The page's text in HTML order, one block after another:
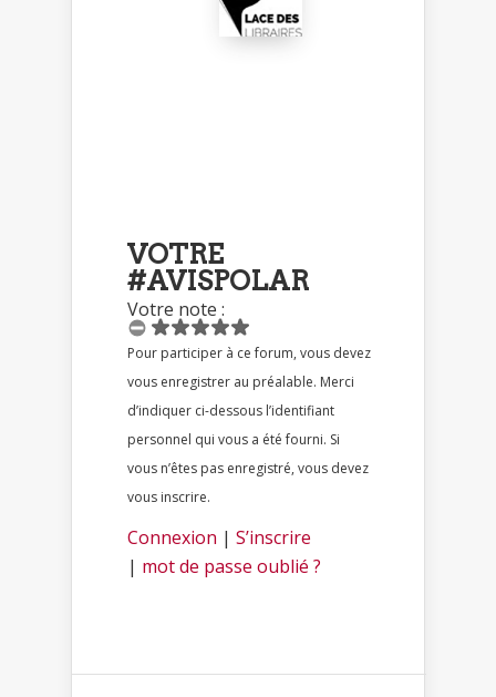
VOTRE
#AVISPOLAR
Votre note :
Pour participer à ce forum, vous devez
vous enregistrer au préalable. Merci
d’indiquer ci-dessous l’identifiant
personnel qui vous a été fourni. Si
vous n’êtes pas enregistré, vous devez
vous inscrire.
Connexion | S’inscrire
| mot de passe oublié ?